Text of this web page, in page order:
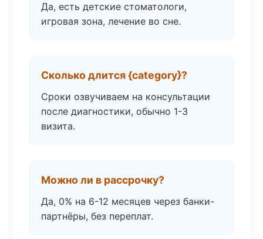
Да, есть детские стоматологи,
игровая зона, лечение во сне.
Сколько длится {category}?
Сроки озвучиваем на консультации
после диагностики, обычно 1-3
визита.
Можно ли в рассрочку?
Да, 0% на 6-12 месяцев через банки-
партнёры, без переплат.